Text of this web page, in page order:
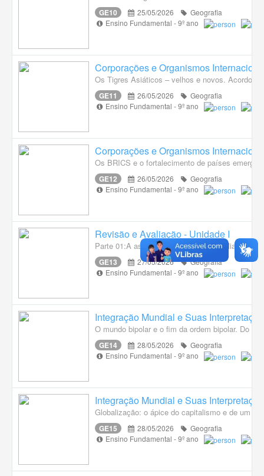
GE10 25/05/2026
Geografia
Ensino Fundamental - 9º ano
Corporações e Organismos
Os Tigres Asiáticos – velhos e novos. Acordo
GE11 26/05/2026
Geografia
Ensino Fundamental - 9º ano
Corporações e Organismos
Os BRICS e o fortalecimento de países
GE12 26/05/2026
Geografia
Ensino Fundamental - 9º ano
Revisão e Avaliação - Unidade I
Parte 01:A ascensão econômica da Itália,
GE13 27/05/2026
Geografia
Ensino Fundamental - 9º ano
Integração Mundial e Suas
O mundo bipolar e o fim da ordem bipolar. Do
GE14 28/05/2026
Geografia
Ensino Fundamental - 9º ano
Integração Mundial e Suas
Globalização: o ápice do capitalismo e de um
GE15 28/05/2026
Geografia
Ensino Fundamental - 9º ano